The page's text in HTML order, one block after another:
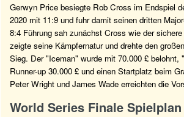
Gerwyn Price besiegte Rob Cross im Endspiel
2020 mit 11:9 und fuhr damit seinen dritten
8:4 Führung sah zunächst Cross wie der
zeigte seine Kämpfernatur und drehte den
Sieg. Der "Iceman" wurde mit 70.000 £ belohnt,
Runner-up 30.000 £ und einen Startplatz beim
Peter Wright und James Wade erreichten die
World Series Finale Spielplan